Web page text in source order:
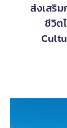
ส่งเสริ
ชีวิต